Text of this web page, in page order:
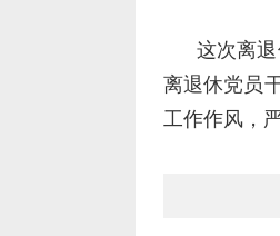
这次离
离退休党员
工作作风，